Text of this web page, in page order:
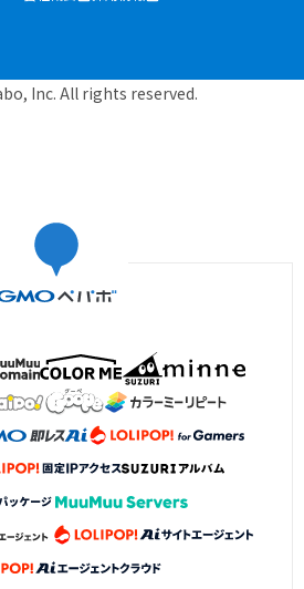
Inc. All rights reserved.